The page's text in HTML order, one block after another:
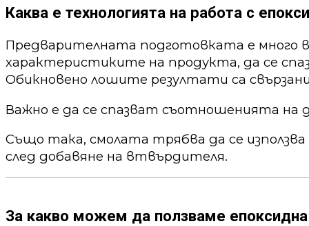
Каква е технологията на работа с
Предварителната подготовката е много
характеристиките на продукта, да се
Обикновено лошите резултати са
Важно е да се спазват съотношенията на
Също така, смолата трябва да се
след добавяне на втвърдителя.
За какво можем да ползваме